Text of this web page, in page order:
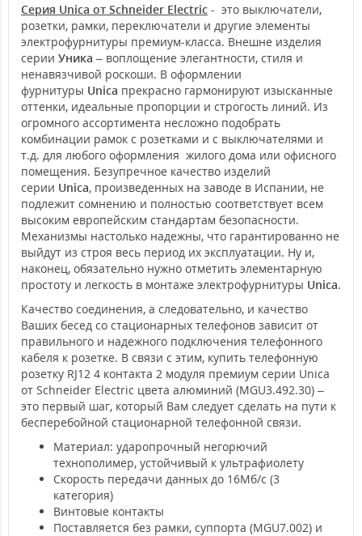
Серия Unica от Schneider Electric - это выключатели,
розетки, рамки, переключатели и другие элементы
электрофурнитуры премиум-класса. Внешне изделия
серии Уника – воплощение элегантности, стиля и
ненавязчивой роскоши. В оформлении
фурнитуры Unica прекрасно гармонируют изысканные
оттенки, идеальные пропорции и строгость линий. Из
огромного ассортимента несложно подобрать
комбинации рамок с розетками и с выключателями и
т.д. для любого оформления жилого дома или офисного
помещения. Безупречное качество изделий
серии Unica, произведенных на заводе в Испании, не
подлежит сомнению и полностью соответствует всем
высоким европейским стандартам безопасности.
Механизмы настолько надежны, что гарантированно не
выйдут из строя весь период их эксплуатации. Ну и,
наконец, обязательно нужно отметить элементарную
простоту и легкость в монтаже электрофурнитуры Unica.
Качество соединения, а следовательно, и качество
Ваших бесед со стационарных телефонов зависит от
правильного и надежного подключения телефонного
кабеля к розетке. В связи с этим, купить телефонную
розетку RJ12 4 контакта 2 модуля премиум серии Unica
от Schneider Electric цвета алюминий (MGU3.492.30) –
это первый шаг, который Вам следует сделать на пути к
бесперебойной стационарной телефонной связи.
Материал: ударопрочный негорючий
технополимер, устойчивый к ультрафиолету
Скорость передачи данных до 16Мб/с (3
категория)
Винтовые контакты
Поставляется без рамки, суппорта (MGU7.002) и